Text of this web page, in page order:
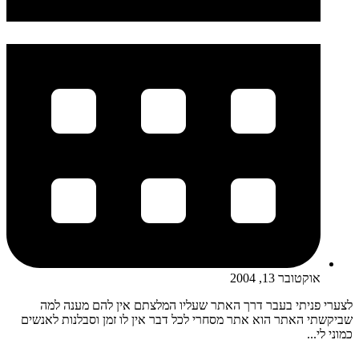
אוקטובר 13, 2004
לצערי פניתי בעבר דרך האתר שעליו המלצתם אין להם מענה למה
שביקשתי האתר הוא אתר מסחרי לכל דבר אין לו זמן וסבלנות לאנשים
כמוני לי...